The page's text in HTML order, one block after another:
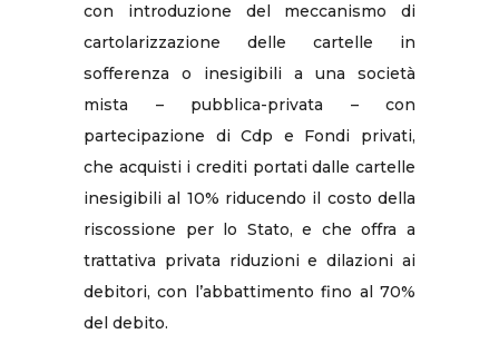
con introduzione del meccanismo di
cartolarizzazione delle cartelle in
sofferenza o inesigibili a una società
mista – pubblica-privata – con
partecipazione di Cdp e Fondi privati,
che acquisti i crediti portati dalle cartelle
inesigibili al 10% riducendo il costo della
riscossione per lo Stato, e che offra a
trattativa privata riduzioni e dilazioni ai
debitori, con l’abbattimento fino al 70%
del debito.